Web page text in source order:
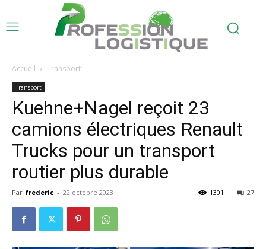
Accueil Transport
Transport
Kuehne+Nagel reçoit 23
camions électriques Renault
Trucks pour un transport
routier plus durable
Par frederic - 22 octobre 2023 27
1301